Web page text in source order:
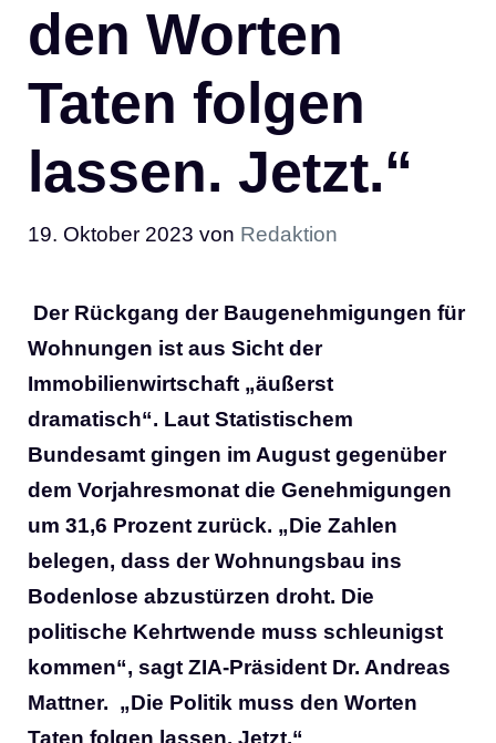
den Worten
Taten folgen
lassen. Jetzt.“
19. Oktober 2023 von Redaktion
Der Rückgang der Baugenehmigungen für
Wohnungen ist aus Sicht der
Immobilienwirtschaft „äußerst
dramatisch“. Laut Statistischem
Bundesamt gingen im August gegenüber
dem Vorjahresmonat die Genehmigungen
um 31,6 Prozent zurück. „Die Zahlen
belegen, dass der Wohnungsbau ins
Bodenlose abzustürzen droht. Die
politische Kehrtwende muss schleunigst
kommen“, sagt ZIA-Präsident Dr. Andreas
Mattner. „Die Politik muss den Worten
Taten folgen lassen. Jetzt.“